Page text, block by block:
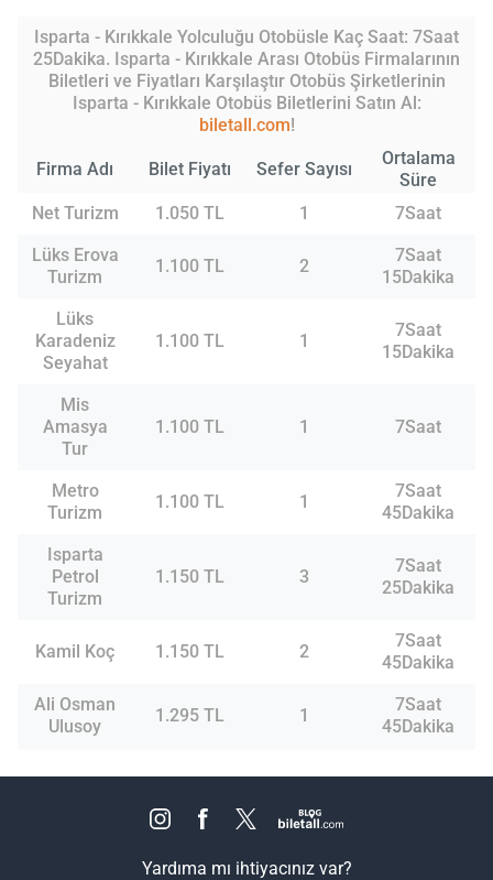
Isparta - Kırıkkale Yolculuğu Otobüsle Kaç Saat: 7Saat
25Dakika. Isparta - Kırıkkale Arası Otobüs Firmalarının
Biletleri ve Fiyatları Karşılaştır Otobüs Şirketlerinin
Isparta - Kırıkkale Otobüs Biletlerini Satın Al:
biletall.com!
Firma Adı Bilet Fiyatı Sefer Sayısı
Ortalama
Süre
Net Turizm
1.050 TL 1
7Saat
Lüks Erova
Turizm
1.100 TL 2
7Saat
15Dakika
Lüks
Karadeniz
Seyahat
1.100 TL 1
7Saat
15Dakika
Mis
Amasya
Tur
1.100 TL 1 7Saat
Metro
Turizm
1.100 TL 1
7Saat
45Dakika
Isparta
Petrol
Turizm
1.150 TL 3
7Saat
25Dakika
Kamil Koç 1.150 TL 2
7Saat
45Dakika
Ali Osman
Ulusoy
1.295 TL 1
7Saat
45Dakika
Yardıma mı ihtiyacınız var?